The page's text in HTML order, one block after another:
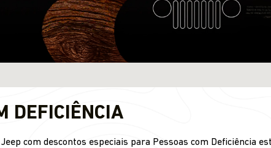
DEFICIÊNCIA
com descontos especiais para Pessoas com Deficiência